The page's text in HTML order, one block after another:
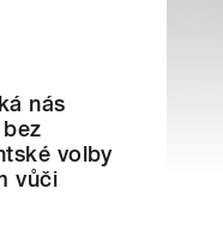
nás
volby
vůči